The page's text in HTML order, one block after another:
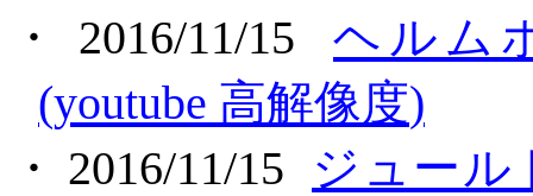
・
2016/11/15
ヘルム
(youtube 高解像度)
・ 2016/11/15
ジュール